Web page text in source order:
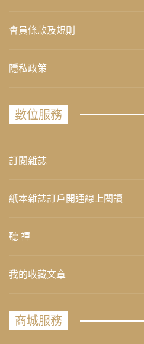
會員條款及規則
隱私政策
數位服務
訂閱雜誌
紙本雜誌訂戶開通線上閱讀
聽 禪
我的收藏文章
商城服務